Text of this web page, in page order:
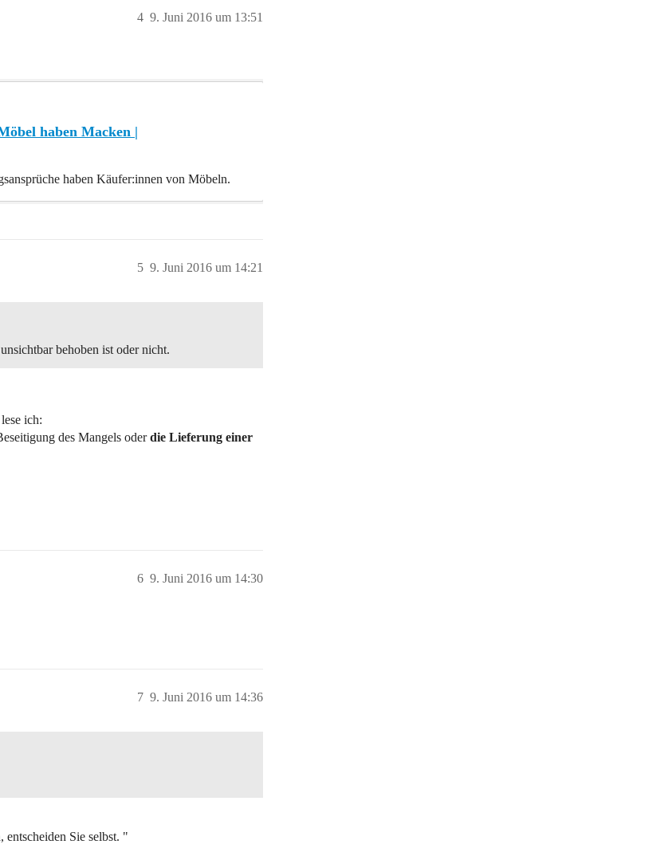
9. Juni 2016 um 13:51
4
haben Macken |
haben Käufer:innen von Möbeln.
9. Juni 2016 um 14:21
5
behoben ist oder nicht.
ich:
des Mangels oderdie Lieferung einer
9. Juni 2016 um 14:30
6
9. Juni 2016 um 14:36
7
Sie selbst. "